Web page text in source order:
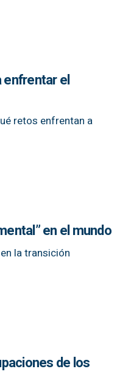
enfrentar el
retos enfrentan a
en el mundo
la transición
de los